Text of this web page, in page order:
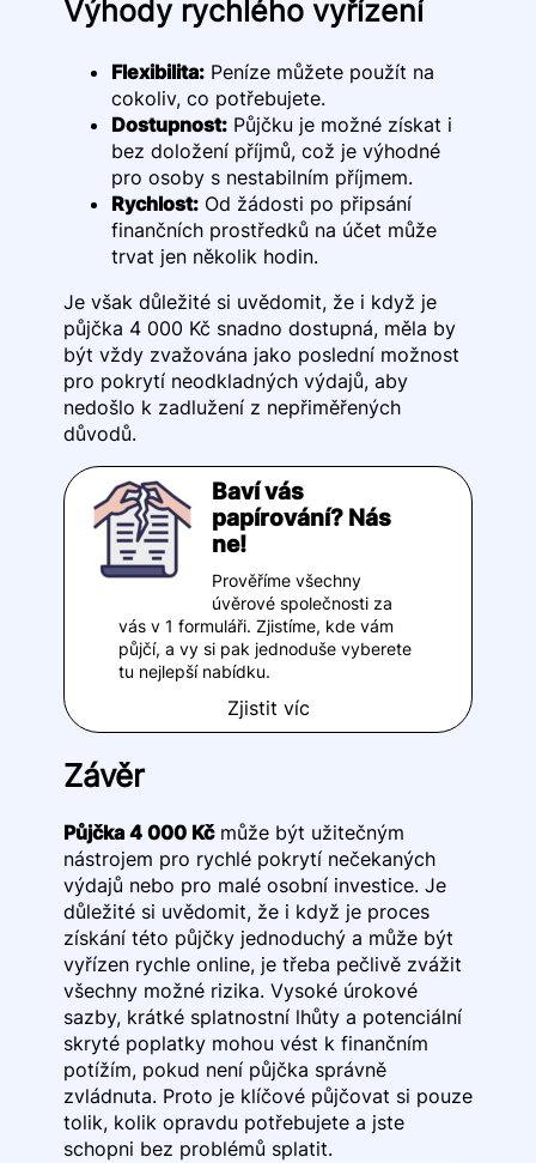
Výhody rychlého vyřízení
Flexibilita:Peníze můžete použít na
cokoliv, co potřebujete.
Dostupnost:Půjčku je možné získat i
bez doložení příjmů, což je výhodné
pro osoby s nestabilním příjmem.
Rychlost:Od žádosti po připsání
finančních prostředků na účet může
trvat jen několik hodin.
Je však důležité si uvědomit, že i když je
půjčka 4 000 Kč snadno dostupná, měla by
být vždy zvažována jako poslední možnost
pro pokrytí neodkladných výdajů, aby
nedošlo k zadlužení z nepřiměřených
důvodů.
Baví vás
papírování? Nás
ne!
Prověříme všechny
úvěrové společnosti za
vás v 1 formuláři. Zjistíme, kde vám
půjčí, a vy si pak jednoduše vyberete
tu nejlepší nabídku.
Zjistit víc
Závěr
Půjčka 4 000 Kčmůže být užitečným
nástrojem pro rychlé pokrytí nečekaných
výdajů nebo pro malé osobní investice. Je
důležité si uvědomit, že i když je proces
získání této půjčky jednoduchý a může být
vyřízen rychle online, je třeba pečlivě zvážit
všechny možné rizika. Vysoké úrokové
sazby, krátké splatnostní lhůty a potenciální
skryté poplatky mohou vést k finančním
potížím, pokud není půjčka správně
zvládnuta. Proto je klíčové půjčovat si pouze
tolik, kolik opravdu potřebujete a jste
schopni bez problémů splatit.